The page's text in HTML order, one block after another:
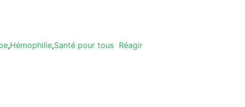
,Hémophilie,Santé pour tous Réagir